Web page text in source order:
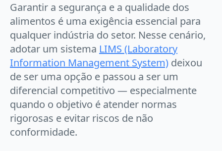
Garantir a segurança e a qualidade dos
alimentos é uma exigência essencial para
qualquer indústria do setor. Nesse cenário,
adotar um sistema LIMS (Laboratory
Information Management System) deixou
de ser uma opção e passou a ser um
diferencial competitivo — especialmente
quando o objetivo é atender normas
rigorosas e evitar riscos de não
conformidade.